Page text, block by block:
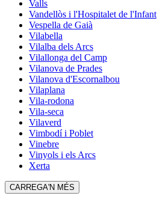
Valls
Vandellòs i l'Hospitalet de l'Infant
Vespella de Gaià
Vilabella
Vilalba dels Arcs
Vilallonga del Camp
Vilanova de Prades
Vilanova d'Escornalbou
Vilaplana
Vila-rodona
Vila-seca
Vilaverd
Vimbodí i Poblet
Vinebre
Vinyols i els Arcs
Xerta
CARREGA'N MÉS